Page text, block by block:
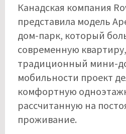
Канадская компания
представила модель
дом-парк, который
современную
традиционный мини-
мобильности проект
комфортную
рассчитанную на
проживание.